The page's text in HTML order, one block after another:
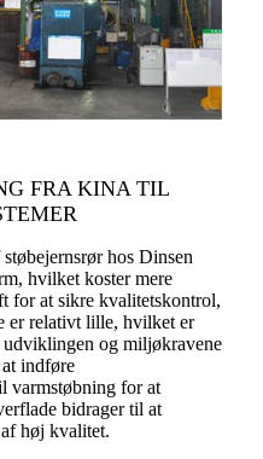
FRA KINA TIL
hos Dinsen
hvilket koster mere
for at sikre kvalitetskontrol,
er relativt lille, hvilket er
og miljøkravene
indføre
varmstøbning for at
bidrager til at
høj kvalitet.